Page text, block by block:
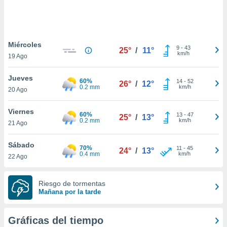
únicos
similares
como
IP
de
traten tus
en
a lo que
Para
Miércoles
19 Ago
25° / 11° 9- 43
km/h
Jueves
20 Ago
60%
0.2 mm
26° / 12° 14- 52
km/h
Viernes
21 Ago
60%
0.2 mm
25° / 13° 13- 47
km/h
Sábado
22 Ago
70%
0.4 mm
24° / 13° 11 - 45
km/h
Riesgo de tormentas
Mañana por la tarde
Gráficas del tiempo